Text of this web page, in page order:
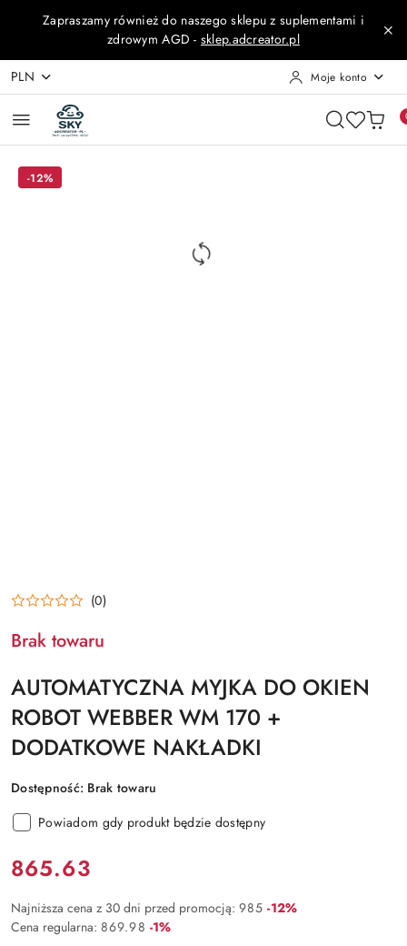
Przejdź do treści głównej
Przejdź do wyszukiwarki
Przejdź do moje konto
Przejdź do menu głównego
Przejdź do opisu produktu
Przejdź do stopki
Zapraszamy również do naszego sklepu z suplementami i
zdrowym AGD - sklep.adcreator.pl
PLN Moje konto
-12%
(0)
Brak towaru
AUTOMATYCZNA MYJKA DO OKIEN
ROBOT WEBBER WM 170 +
DODATKOWE NAKŁADKI
Dostępność: Brak towaru
Powiadom gdy produkt będzie dostępny
Cena:
865.63
Najniższa cena z 30 dni przed promocją: 985 Rabat:
-12%
Cena regularna: 869.98 Rabat:
-1%